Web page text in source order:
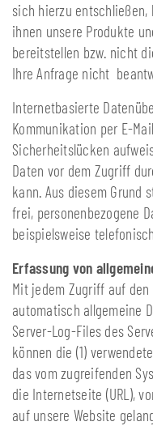
sich hierzu
ihnen unsere Produkte
bereitstellen bzw. nicht
Ihre Anfrage nicht
Internetbasierte
Kommunikation per E-
Sicherheitslücken
Daten vor dem Zugriff
kann. Aus diesem Grund
frei, personenbezogene
beispielsweise
Erfassung von
Mit jedem Zugriff auf den
automatisch allgemeine
Server-Log-Files des
können die (1)
das vom zugreifenden
die Internetseite (URL),
auf unsere Website